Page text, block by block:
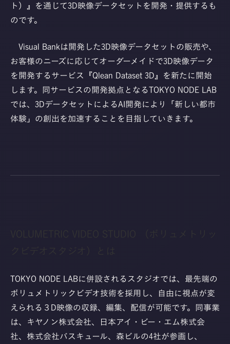
ト）』を通じて3D映像データセットを開発・提供するも
のです。
Visual Bankは開発した3D映像データセットの販売や、
お客様のニーズに応じてオーダーメイドで3D映像データ
を開発するサービス『Qlean Dataset 3D』を新たに開始
します。同サービスの開発拠点となるTOKYO NODE LAB
では、3DデータセットによるAI開発により「新しい都市
体験」の創出を加速することを目指していきます。
TOKYO NODE LABに併設されるスタジオでは、最先端の
ボリュメトリックビデオ技術を採用し、自由に視点が変
えられる３D映像の収録、編集、配信が可能です。同事業
は、キヤノン株式会社、日本アイ・ビー・エム株式会
社、株式会社バスキュール、森ビルの4社が参画し、